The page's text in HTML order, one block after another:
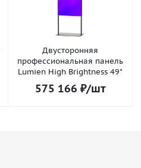
Двусторонняя
профессиональная панель
Lumien High Brightness 49"
575 166 ₽/шт